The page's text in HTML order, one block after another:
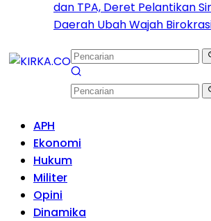
dan TPA, Deret Pelantikan
Daerah Ubah Wajah
APH
Ekonomi
Hukum
Militer
Opini
Dinamika